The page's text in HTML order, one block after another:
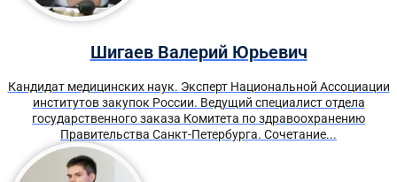
Шигаев Валерий Юрьевич
Кандидат медицинских наук. Эксперт Национальной Ассоциации
институтов закупок России. Ведущий специалист отдела
государственного заказа Комитета по здравоохранению
Правительства Санкт-Петербурга. Сочетание...